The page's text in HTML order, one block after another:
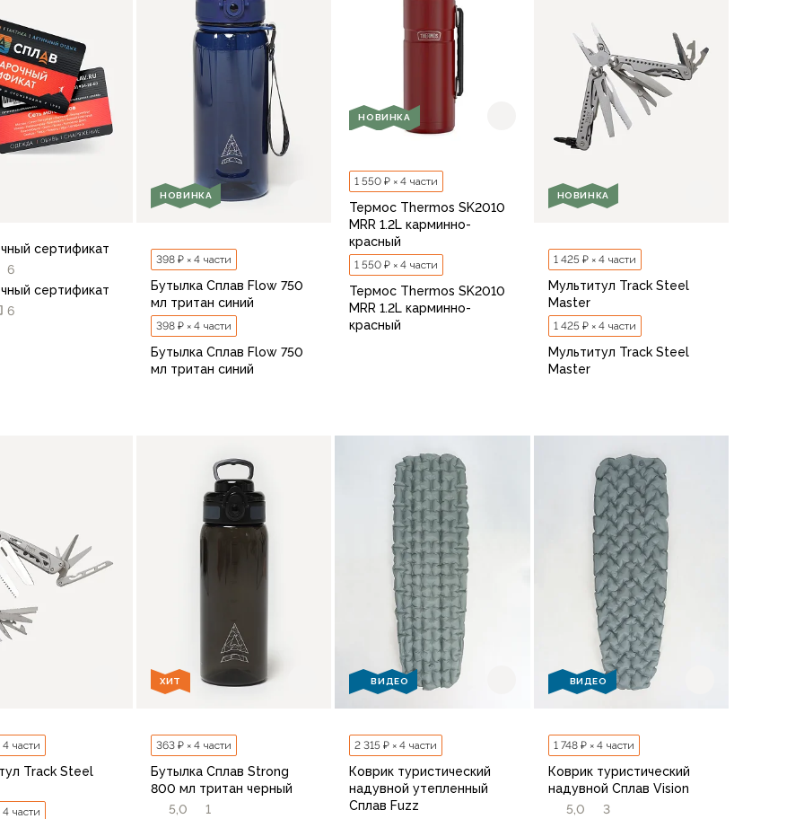
сертификат
6
сертификат
6
НОВИНКА
398 ₽ × 4 части
Бутылка Сплав Flow 750
мл тритан синий
398 ₽ × 4 части
Бутылка Сплав Flow 750
мл тритан синий
В корзину
НОВИНКА
1 550 ₽ × 4 части
Термос Thermos SK2010
MRR 1.2L карминно-
красный
1 550 ₽ × 4 части
Термос Thermos SK2010
MRR 1.2L карминно-
красный
В корзину
НОВИНКА
1 425 ₽ × 4 части
Мультитул Track Steel
Master
1 425 ₽ × 4 части
Мультитул Track Steel
Master
В корзину
4 части
Track Steel
4 части
ХИТ
363 ₽ × 4 части
Бутылка Сплав Strong
800 мл тритан черный
5,0
1
ВИДЕО
2 315 ₽ × 4 части
Коврик туристический
надувной утепленный
Сплав Fuzz
ВИДЕО
1 748 ₽ × 4 части
Коврик туристический
надувной Сплав Vision
5,0
3